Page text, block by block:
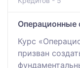
Операционные
Курс
призван